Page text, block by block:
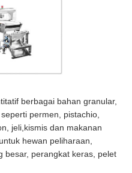
berbagai bahan granular,
permen, pistachio,
jeli,kismis dan makanan
hewan peliharaan,
besar, perangkat keras, pelet